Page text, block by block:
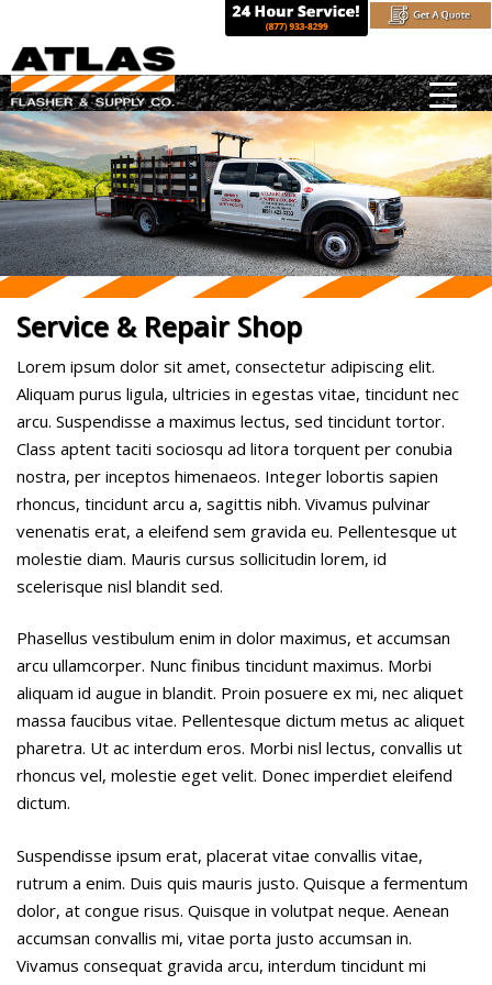
content
Service & Repair Shop
Lorem ipsum dolor sit amet, consectetur adipiscing elit.
Aliquam purus ligula, ultricies in egestas vitae, tincidunt nec
arcu. Suspendisse a maximus lectus, sed tincidunt tortor.
Class aptent taciti sociosqu ad litora torquent per conubia
nostra, per inceptos himenaeos. Integer lobortis sapien
rhoncus, tincidunt arcu a, sagittis nibh. Vivamus pulvinar
venenatis erat, a eleifend sem gravida eu. Pellentesque ut
molestie diam. Mauris cursus sollicitudin lorem, id
scelerisque nisl blandit sed.
Phasellus vestibulum enim in dolor maximus, et accumsan
arcu ullamcorper. Nunc finibus tincidunt maximus. Morbi
aliquam id augue in blandit. Proin posuere ex mi, nec aliquet
massa faucibus vitae. Pellentesque dictum metus ac aliquet
pharetra. Ut ac interdum eros. Morbi nisl lectus, convallis ut
rhoncus vel, molestie eget velit. Donec imperdiet eleifend
dictum.
Suspendisse ipsum erat, placerat vitae convallis vitae,
rutrum a enim. Duis quis mauris justo. Quisque a fermentum
dolor, at congue risus. Quisque in volutpat neque. Aenean
accumsan convallis mi, vitae porta justo accumsan in.
Vivamus consequat gravida arcu, interdum tincidunt mi